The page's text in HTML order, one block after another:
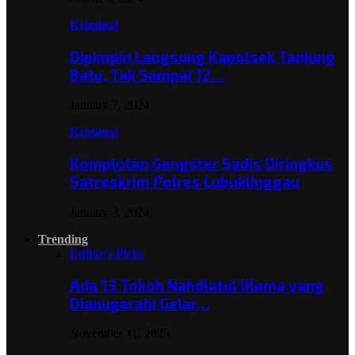
Kriminal
Dipimpin Langsung Kapolsek Tanjung
Batu, Tak Sampai 12…
Kriminal
Komplotan Gengster Sadis Diringkus
Satreskrim Polres Lubuklinggau
Trending
Editor's Picks
Ada 13 Tokoh Nahdlatul Ulama yang
Dianugerahi Gelar…